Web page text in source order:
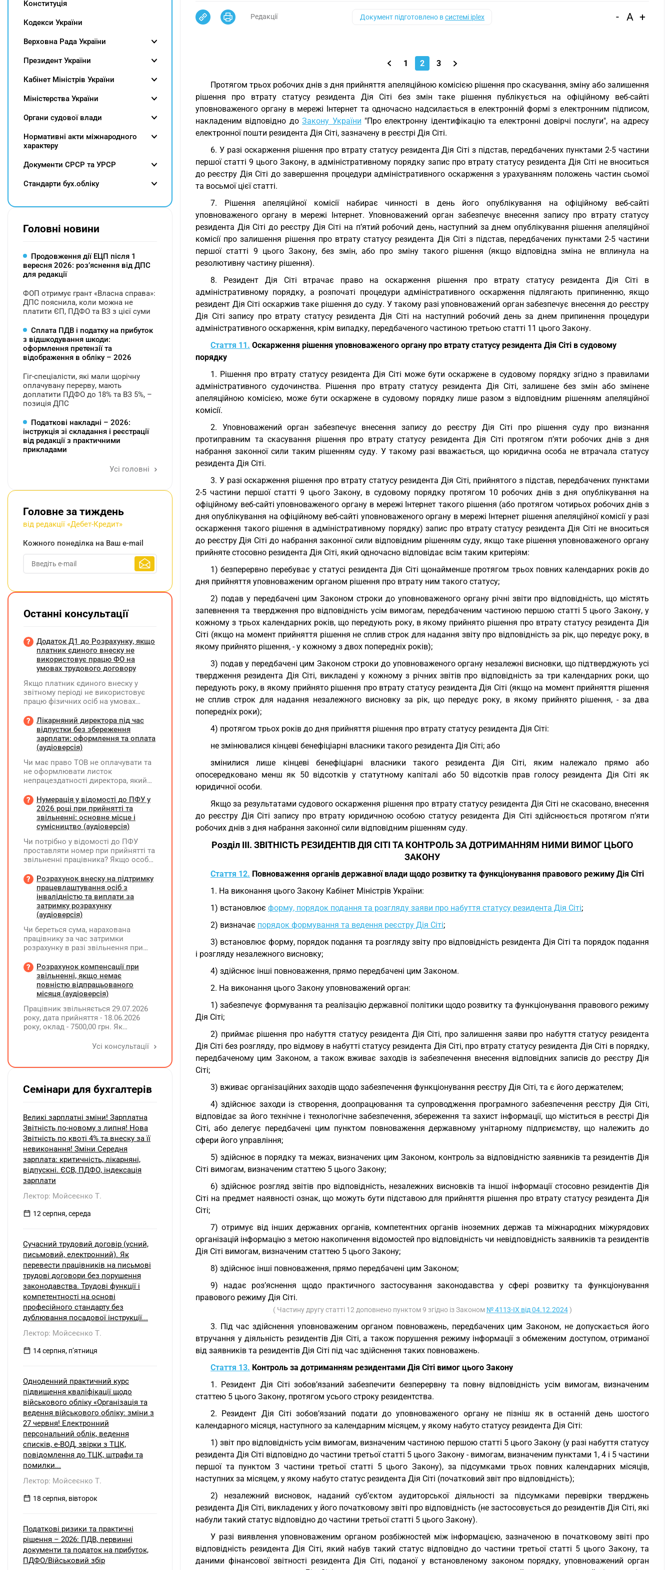
Редакції Документ підготовлено всистемі iplex - A +
1 2 3
Протягом трьох робочих днів з дня прийняття апеляційною комісією рішення про скасування, зміну або залишення
рішення про втрату статусу резидента Дія Сіті без змін таке рішення публікується на офіційному веб-сайті
уповноваженого органу в мережі Інтернет та одночасно надсилається в електронній формі з електронним підписом,
накладеним відповідно доЗакону України "Про електронну ідентифікацію та електронні довірчі послуги", на адресу
електронної пошти резидента Дія Сіті, зазначену в реєстрі Дія Сіті.
6. У разі оскарження рішення про втрату статусу резидента Дія Сіті з підстав, передбачених пунктами 2-5 частини
першої статті 9 цього Закону, в адміністративному порядку запис про втрату статусу резидента Дія Сіті не вноситься
до реєстру Дія Сіті до завершення процедури адміністративного оскарження з урахуванням положень частин сьомої
та восьмої цієї статті.
7. Рішення апеляційної комісії набирає чинності в день його опублікування на офіційному веб-сайті
уповноваженого органу в мережі Інтернет. Уповноважений орган забезпечує внесення запису про втрату статусу
резидента Дія Сіті до реєстру Дія Сіті на п’ятий робочий день, наступний за днем опублікування рішення апеляційної
комісії про залишення рішення про втрату статусу резидента Дія Сіті з підстав, передбачених пунктами 2-5 частини
першої статті 9 цього Закону, без змін, або про зміну такого рішення (якщо відповідна зміна не вплинула на
резолютивну частину рішення).
8. Резидент Дія Сіті втрачає право на оскарження рішення про втрату статусу резидента Дія Сіті в
адміністративному порядку, а розпочаті процедури адміністративного оскарження підлягають припиненню, якщо
резидент Дія Сіті оскаржив таке рішення до суду. У такому разі уповноважений орган забезпечує внесення до реєстру
Дія Сіті запису про втрату статусу резидента Дія Сіті на наступний робочий день за днем припинення процедури
адміністративного оскарження, крім випадку, передбаченого частиною третьою статті 11 цього Закону.
Стаття 11. Оскарження рішення уповноваженого органу про втрату статусу резидента Дія Сіті в судовому
порядку
1. Рішення про втрату статусу резидента Дія Сіті може бути оскаржене в судовому порядку згідно з правилами
адміністративного судочинства. Рішення про втрату статусу резидента Дія Сіті, залишене без змін або змінене
апеляційною комісією, може бути оскаржене в судовому порядку лише разом з відповідним рішенням апеляційної
комісії.
2. Уповноважений орган забезпечує внесення запису до реєстру Дія Сіті про рішення суду про визнання
протиправним та скасування рішення про втрату статусу резидента Дія Сіті протягом п’яти робочих днів з дня
набрання законної сили таким рішенням суду. У такому разі вважається, що юридична особа не втрачала статусу
резидента Дія Сіті.
3. У разі оскарження рішення про втрату статусу резидента Дія Сіті, прийнятого з підстав, передбачених пунктами
2-5 частини першої статті 9 цього Закону, в судовому порядку протягом 10 робочих днів з дня опублікування на
офіційному веб-сайті уповноваженого органу в мережі Інтернет такого рішення (або протягом чотирьох робочих днів з
дня опублікування на офіційному веб-сайті уповноваженого органу в мережі Інтернет рішення апеляційної комісії у разі
оскарження такого рішення в адміністративному порядку) запис про втрату статусу резидента Дія Сіті не вноситься
до реєстру Дія Сіті до набрання законної сили відповідним рішенням суду, якщо таке рішення уповноваженого органу
прийняте стосовно резидента Дія Сіті, який одночасно відповідає всім таким критеріям:
1) безперервно перебуває у статусі резидента Дія Сіті щонайменше протягом трьох повних календарних років до
дня прийняття уповноваженим органом рішення про втрату ним такого статусу;
2) подав у передбачені цим Законом строки до уповноваженого органу річні звіти про відповідність, що містять
запевнення та твердження про відповідність усім вимогам, передбаченим частиною першою статті 5 цього Закону, у
кожному з трьох календарних років, що передують року, в якому прийнято рішення про втрату статусу резидента Дія
Сіті (якщо на момент прийняття рішення не сплив строк для надання звіту про відповідність за рік, що передує року, в
якому прийнято рішення, - у кожному з двох попередніх років);
3) подав у передбачені цим Законом строки до уповноваженого органу незалежні висновки, що підтверджують усі
твердження резидента Дія Сіті, викладені у кожному з річних звітів про відповідність за три календарних роки, що
передують року, в якому прийнято рішення про втрату статусу резидента Дія Сіті (якщо на момент прийняття рішення
не сплив строк для надання незалежного висновку за рік, що передує року, в якому прийнято рішення, - за два
попередніх роки);
4) протягом трьох років до дня прийняття рішення про втрату статусу резидента Дія Сіті:
не змінювалися кінцеві бенефіціарні власники такого резидента Дія Сіті; або
змінилися лише кінцеві бенефіціарні власники такого резидента Дія Сіті, яким належало прямо або
опосередковано менш як 50 відсотків у статутному капіталі або 50 відсотків прав голосу резидента Дія Сіті як
юридичної особи.
Якщо за результатами судового оскарження рішення про втрату статусу резидента Дія Сіті не скасовано, внесення
до реєстру Дія Сіті запису про втрату юридичною особою статусу резидента Дія Сіті здійснюється протягом п’яти
робочих днів з дня набрання законної сили відповідним рішенням суду.
Розділ III. ЗВІТНІСТЬ РЕЗИДЕНТІВ ДІЯ СІТІ ТА КОНТРОЛЬ ЗА ДОТРИМАННЯМ НИМИ ВИМОГ ЦЬОГО
ЗАКОНУ
Стаття 12. Повноваження органів державної влади щодо розвитку та функціонування правового режиму Дія Сіті
1. На виконання цього Закону Кабінет Міністрів України:
1) встановлює форму, порядок подання та розгляду заяви про набуття статусу резидента Дія Сіті;
2) визначає порядок формування та ведення реєстру Дія Сіті;
3) встановлює форму, порядок подання та розгляду звіту про відповідність резидента Дія Сіті та порядок подання
і розгляду незалежного висновку;
4) здійснює інші повноваження, прямо передбачені цим Законом.
2. На виконання цього Закону уповноважений орган:
1) забезпечує формування та реалізацію державної політики щодо розвитку та функціонування правового режиму
Дія Сіті;
2) приймає рішення про набуття статусу резидента Дія Сіті, про залишення заяви про набуття статусу резидента
Дія Сіті без розгляду, про відмову в набутті статусу резидента Дія Сіті, про втрату статусу резидента Дія Сіті в порядку,
передбаченому цим Законом, а також вживає заходів із забезпечення внесення відповідних записів до реєстру Дія
Сіті;
3) вживає організаційних заходів щодо забезпечення функціонування реєстру Дія Сіті, та є його держателем;
4) здійснює заходи із створення, доопрацювання та супроводження програмного забезпечення реєстру Дія Сіті,
відповідає за його технічне і технологічне забезпечення, збереження та захист інформації, що міститься в реєстрі Дія
Сіті, або делегує передбачені цим пунктом повноваження державному унітарному підприємству, що належить до
сфери його управління;
5) здійснює в порядку та межах, визначених цим Законом, контроль за відповідністю заявників та резидентів Дія
Сіті вимогам, визначеним статтею 5 цього Закону;
6) здійснює розгляд звітів про відповідність, незалежних висновків та іншої інформації стосовно резидентів Дія
Сіті на предмет наявності ознак, що можуть бути підставою для прийняття рішення про втрату статусу резидента Дія
Сіті;
7) отримує від інших державних органів, компетентних органів іноземних держав та міжнародних міжурядових
організацій інформацію з метою накопичення відомостей про відповідність чи невідповідність заявників та резидентів
Дія Сіті вимогам, визначеним статтею 5 цього Закону;
8) здійснює інші повноваження, прямо передбачені цим Законом;
9) надає роз’яснення щодо практичного застосування законодавства у сфері розвитку та функціонування
правового режиму Дія Сіті.
( Частину другу статті 12 доповнено пунктом 9 згідно із Законом № 4113-IX від 04.12.2024)
3. Під час здійснення уповноваженим органом повноважень, передбачених цим Законом, не допускається його
втручання у діяльність резидентів Дія Сіті, а також порушення режиму інформації з обмеженим доступом, отриманої
від заявників та резидентів Дія Сіті під час здійснення таких повноважень.
Стаття 13. Контроль за дотриманням резидентами Дія Сіті вимог цього Закону
1. Резидент Дія Сіті зобов’язаний забезпечити безперервну та повну відповідність усім вимогам, визначеним
статтею 5 цього Закону, протягом усього строку резидентства.
2. Резидент Дія Сіті зобов’язаний подати до уповноваженого органу не пізніш як в останній день шостого
календарного місяця, наступного за календарним місяцем, у якому набуто статусу резидента Дія Сіті:
1) звіт про відповідність усім вимогам, визначеним частиною першою статті 5 цього Закону (у разі набуття статусу
резидента Дія Сіті відповідно до частини третьої статті 5 цього Закону - вимогам, визначеним пунктами 1, 4 і 5 частини
першої та пунктом 3 частини третьої статті 5 цього Закону), за підсумками трьох повних календарних місяців,
наступних за місяцем, у якому набуто статус резидента Дія Сіті (початковий звіт про відповідність);
2) незалежний висновок, наданий суб’єктом аудиторської діяльності за підсумками перевірки тверджень
резидента Дія Сіті, викладених у його початковому звіті про відповідність (не застосовується до резидентів Дія Сіті, які
набули такий статус відповідно до частини третьої статті 5 цього Закону).
У разі виявлення уповноваженим органом розбіжностей між інформацією, зазначеною в початковому звіті про
відповідність резидента Дія Сіті, який набув такий статус відповідно до частини третьої статті 5 цього Закону, та
даними фінансової звітності резидента Дія Сіті, поданої у встановленому законом порядку, уповноважений орган
Конституція
Кодекси України
Верховна Рада України
Президент України
Кабінет Міністрів України
Міністерства України
Органи судової влади
Нормативні акти міжнародного
характеру
Документи СРСР та УРСР
Cтандарти бух.обліку
Головні новини
Продовження дії ЕЦП після 1
вересня 2026: розʼяснення від ДПС
для редакції
ФОП отримує грант «Власна справа»:
ДПС пояснила, коли можна не
платити ЄП, ПДФО та ВЗ з цієї суми
Сплата ПДВ і податку на прибуток
з відшкодування шкоди:
оформлення претензії та
відображення в обліку – 2026
Гіг-спеціалісти, які мали щорічну
оплачувану перерву, мають
доплатити ПДФО до 18% та ВЗ 5%, –
позиція ДПС
Податкові накладні – 2026:
інструкція зі складання і реєстрації
від редакції з практичними
прикладами
Усі головні
Головне за тиждень
від редакції «Дебет-Кредит»
Кожного понеділка на Ваш e-mail
Останні консультації
Додаток Д1 до Розрахунку, якщо
платник єдиного внеску не
використовує працю ФО на
умовах трудового договору
Якщо платник єдиного внеску у
звітному періоді не використовує
працю фізичних осіб на умовах
на інших умовах, передбачених
законодавством, Додаток Д1/
Додаток ФІЗ-Д1 за відповідний
період не подається
Лікарняний директора під час
відпустки без збереження
зарплати: оформлення та оплата
(аудіоверсія)
Чи має право ТОВ не оплачувати та
не оформлювати листок
непрацездатності директора, який
збереження заробітної плати під час
призупинення діяльності
підприємства?
Нумерація у відомості до ПФУ у
2026 році при прийнятті та
звільненні: основне місце і
сумісництво (аудіоверсія)
Чи потрібно у відомості до ПФУ
проставляти номер при прийнятті та
звільненні працівника? Якщо особа
місцем роботи та за сумісництвом,
чи рахується це як два роботодавці?
Розрахунок внеску на підтримку
працевлаштування осіб з
інвалідністю та виплати за
затримку розрахунку
(аудіоверсія)
Чи береться сума, нарахована
працівнику за час затримки
розрахунку в разі звільнення при
заробітної плати (винагороди), для
розрахунку внеску на підтримку
працевлаштування осіб з
інвалідністю?
Розрахунок компенсації при
звільненні, якщо немає
повністю відпрацьованого
місяця (аудіоверсія)
Працівник звільняється 29.07.2026
року, дата прийняття - 18.06.2026
року, оклад - 7500,00 грн. Як
невикористаних днів відпустки при
Усі консультації
Семінари для бухгалтерів
Великі зарплатні зміни! Зарплатна
Звітність по-новому з липня! Нова
Звітність по квоті 4% та внеску за її
невиконання! Зміни Середня
зарплата: критичність, лікарняні,
відпускні. ЄСВ, ПДФО, індексація
зарплати
Лектор: Мойсеєнко Т.
12 серпня, середа
Сучасний трудовий договір (усний,
письмовий, електронний). Як
перевести працівників на письмові
трудові договори без порушення
законодавства. Трудові функції і
компетентності на основі
професійного стандарту без
дублювання посадової інструкції...
Лектор: Мойсеєнко Т.
14 серпня, пʼятниця
Одноденний практичний курс
підвищення кваліфікації щодо
військового обліку «Організація та
ведення військового обліку: зміни з
27 червня! Електронний
персональний облік, ведення
списків, е-ВОД, звірки з ТЦК,
повідомлення до ТЦК, штрафи та
помилки...
Лектор: Мойсеєнко Т.
18 серпня, вівторок
Податкові ризики та практичні
рішення – 2026: ПДВ, первинні
документи та податок на прибуток,
ПДФО/Військовий збір